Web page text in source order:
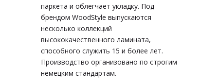
паркета и облегчает укладку. Под
брендом WoodStyle выпускаются
несколько коллекций
высококачественного ламината,
способного служить 15 и более лет.
Производство организовано по строгим
немецким стандартам.